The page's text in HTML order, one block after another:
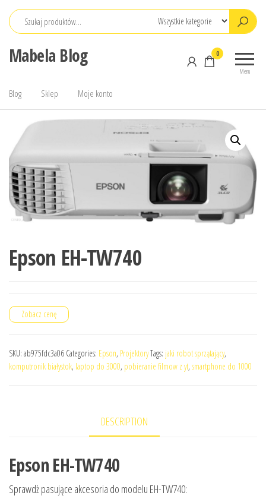
Przejdź
Mabela Blog
Menu
0
Blog Sklep Moje konto
Epson EH-TW740
Zobacz cenę
SKU: ab975fdc3a06 Categories: Epson, ProjektoryTags: jaki robot sprzątający,
komputronik białystok, laptop do 3000, pobieranie filmow z yt, smartphone do 1000
DESCRIPTION
Epson EH-TW740
Sprawdż pasujące akcesoria do modelu EH-TW740: